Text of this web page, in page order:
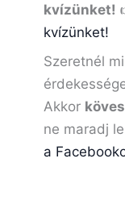
kvízünket!
kvízünket!
Szeretnél
Akkor
ne maradj
a